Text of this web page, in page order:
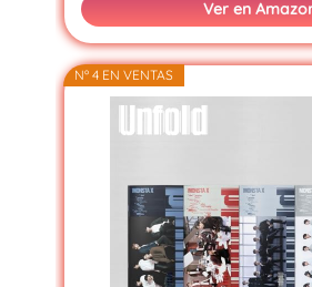
Ver en
Nº 4 EN VENTAS